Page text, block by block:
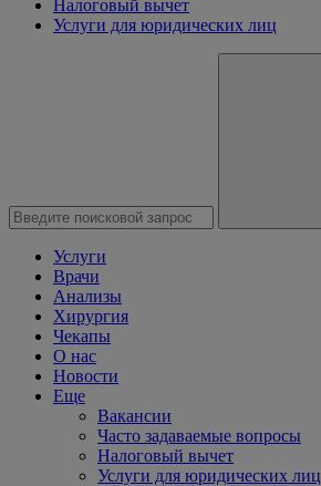
Налоговый вычет
Услуги для юридических лиц
Услуги
Врачи
Анализы
Хирургия
Чекапы
О нас
Новости
Еще
Вакансии
Часто задаваемые вопросы
Налоговый вычет
Услуги для юридических лиц